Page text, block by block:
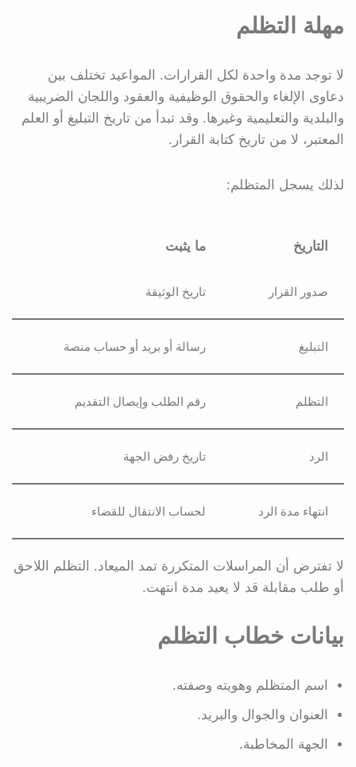
مهلة التظلم
لا توجد مدة واحدة لكل القرارات. المواعيد تختلف بين
دعاوى الإلغاء والحقوق الوظيفية والعقود واللجان الضريبية
والبلدية والتعليمية وغيرها. وقد تبدأ من تاريخ التبليغ أو العلم
المعتبر، لا من تاريخ كتابة القرار.
لذلك يسجل المتظلم:
التاريخ ما يثبت
صدور القرار تاريخ الوثيقة
التبليغ رسالة أو بريد أو حساب منصة
التظلم رقم الطلب وإيصال التقديم
الرد تاريخ رفض الجهة
انتهاء مدة الرد لحساب الانتقال للقضاء
لا تفترض أن المراسلات المتكررة تمد الميعاد. التظلم اللاحق
أو طلب مقابلة قد لا يعيد مدة انتهت.
بيانات خطاب التظلم
اسم المتظلم وهويته وصفته.
العنوان والجوال والبريد.
الجهة المخاطبة.